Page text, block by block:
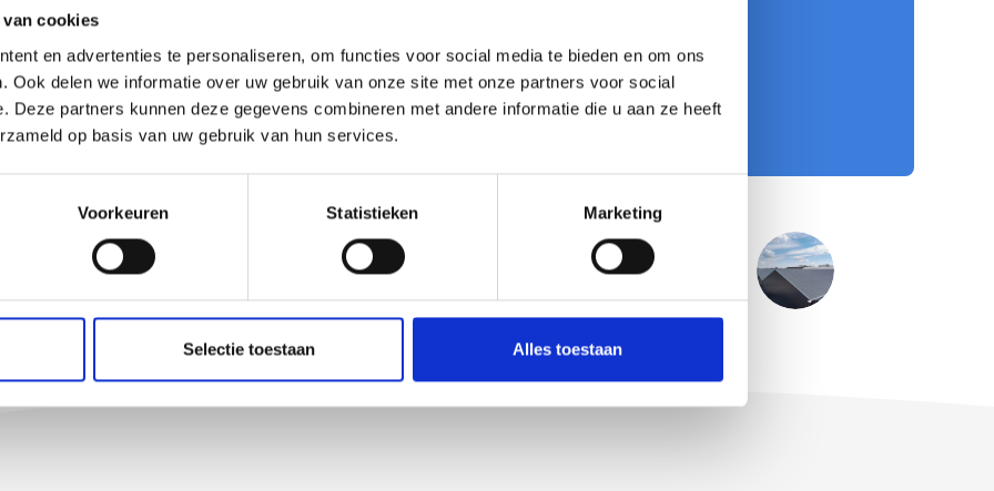
van cookies
en advertenties te personaliseren, om functies voor social media te bieden en om ons
Ook delen we informatie over uw gebruik van onze site met onze partners voor social
Deze partners kunnen deze gegevens combineren met andere informatie die u aan ze heeft
op basis van uw gebruik van hun services.
Voorkeuren Statistieken Marketing
Selectie toestaan Alles toestaan
SAB Producten:
SAB-Pyramid 50/882
Colorcoat Prisma®Ephyra
VOLGENDE